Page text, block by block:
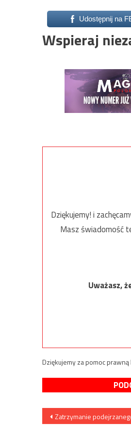
Udostępnij na
Wspieraj
Dziękujemy! i
Masz świadomość
Uważasz,
Dziękujemy za pomoc
Nawigacja
Zatrzymanie